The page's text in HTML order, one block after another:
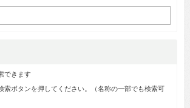
できます
索ボタンを押してください。（名称の一部でも検索可